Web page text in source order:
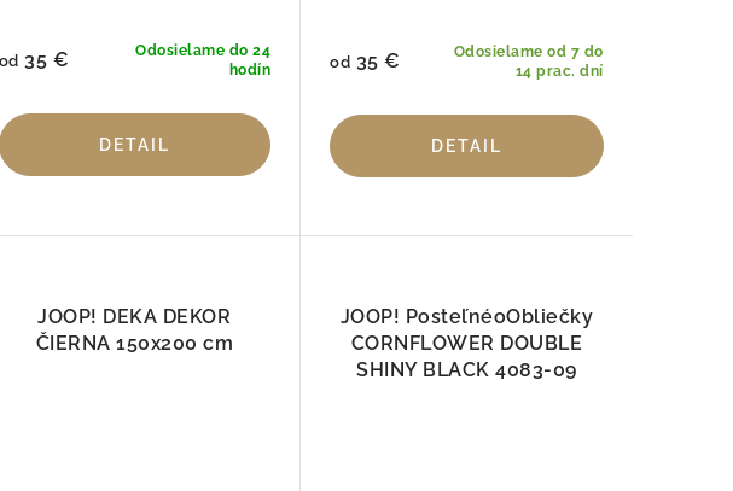
Odosielame do 24
hodín
od 35 €
DETAIL
Odosielame od 7 do
14 prac. dní
od 35 €
DETAIL
JOOP! DEKA DEKOR
ČIERNA 150x200 cm
JOOP! PosteľnéoObliečky
CORNFLOWER DOUBLE
SHINY BLACK 4083-09